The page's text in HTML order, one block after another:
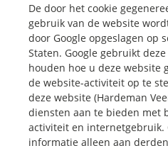
De door het cookie
gebruik van de website
door Google opgeslagen op
Staten. Google gebruikt
houden hoe u deze website
de website-activiteit op te
deze website (Hardeman
diensten aan te bieden met
activiteit en internetgebruik.
informatie alleen aan